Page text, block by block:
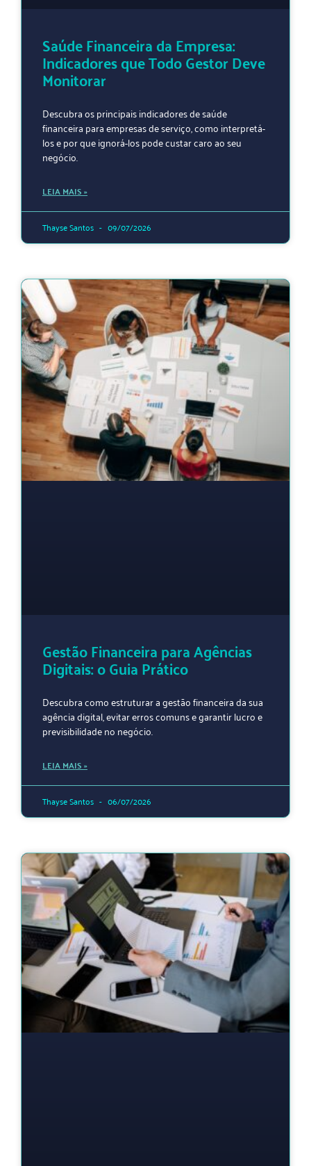
Saúde Financeira da Empresa:
Indicadores que Todo Gestor Deve
Monitorar
Descubra os principais indicadores de saúde
financeira para empresas de serviço, como interpretá-
los e por que ignorá-los pode custar caro ao seu
negócio.
LEIA MAIS »
Thayse Santos 09/07/2026
Gestão Financeira para Agências
Digitais: o Guia Prático
Descubra como estruturar a gestão financeira da sua
agência digital, evitar erros comuns e garantir lucro e
previsibilidade no negócio.
LEIA MAIS »
Thayse Santos 06/07/2026